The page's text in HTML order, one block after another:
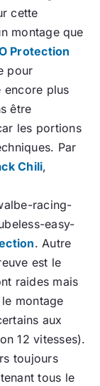
cette
montage que
Protection
pour
encore plus
être
les portions
Par
Chili,
racing-
easy-
. Autre
est le
raides mais
montage
aux
12 vitesses).
toujours
tous le